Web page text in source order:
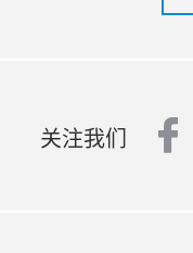
关注我们